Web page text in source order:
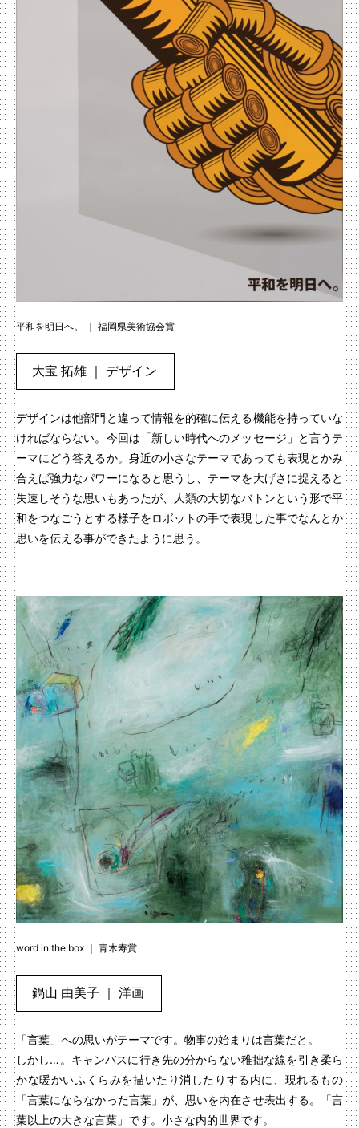
平和を明日へ。 ｜ 福岡県美術協会賞
大宝 拓雄 ｜ デザイン
デザインは他部門と違って情報を的確に伝える機能を持っていな
ければならない。今回は「新しい時代へのメッセージ」と言うテ
ーマにどう答えるか。身近の小さなテーマであっても表現とかみ
合えば強力なパワーになると思うし、テーマを大げさに捉えると
失速しそうな思いもあったが、人類の大切なバトンという形で平
和をつなごうとする様子をロボットの手で表現した事でなんとか
思いを伝える事ができたように思う。
word in the box ｜ 青木寿賞
鍋山 由美子 ｜ 洋画
「言葉」への思いがテーマです。物事の始まりは言葉だと。
しかし…。キャンバスに行き先の分からない稚拙な線を引き柔ら
かな暖かいふくらみを描いたり消したりする内に、現れるもの
「言葉にならなかった言葉」が、思いを内在させ表出する。「言
葉以上の大きな言葉」です。小さな内的世界です。